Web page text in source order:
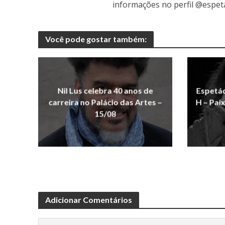
informações no perfil
Você pode gostar também:
Nil Lus celebra 40 anos de
carreira no Palácio das Artes –
15/08
H –
Adicionar Comentários